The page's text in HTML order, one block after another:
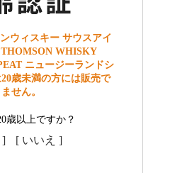
ウィスキー サウスアイ
WHISKY
ニュージーランドシ
歳未満の方には販売で
せん。
歳以上ですか？
] [ いいえ ]